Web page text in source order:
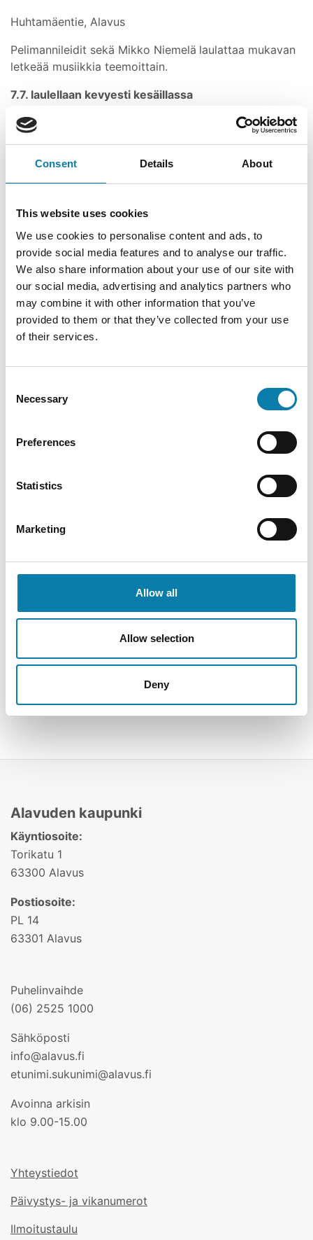
Consent Details About
This website uses cookies
We use cookies to personalise content and ads, to
provide social media features and to analyse our traffic.
We also share information about your use of our site with
our social media, advertising and analytics partners who
may combine it with other information that you’ve
provided to them or that they’ve collected from your use
of their services.
Selection
Necessary
Preferences
Statistics
Marketing
Allow all
Allow selection
Deny
Huhtamäentie, Alavus
Pelimannileidit sekä Mikko Niemelä laulattaa mukavan
letkeää musiikkia teemoittain.
7.7. laulellaan kevyesti kesäillassa
21.7. laulellaan leppoisasti
28.7. laulellaan Spelien lähestyessä
tervetuloa!
Takaisin
Lue lisää
02.12.2026
Lue lisää
Satutunti Töysän kirjastossa to 12.11. klo 9.30
Lue lisää
Ilmoita tapahtumasta (linkki avautuu
ilmoituslomakkeelle)Avaa uudessa ikkunassa
Alavuden kaupunki
Käyntiosoite:
Torikatu 1
63300 Alavus
Postiosoite:
PL 14
63301 Alavus
Puhelinvaihde
(06) 2525 1000
Sähköposti
info@alavus.fi
etunimi.sukunimi@alavus.fi
Avoinna arkisin
klo 9.00-15.00
Yhteystiedot
Päivystys- ja vikanumerot
Ilmoitustaulu